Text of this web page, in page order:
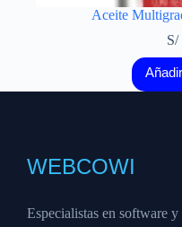
Aceite
S/
WEBCOWI
Especialistas en software